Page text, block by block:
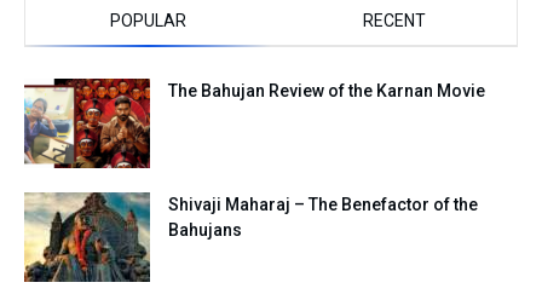
POPULAR RECENT
The Bahujan Review of the Karnan Movie
Shivaji Maharaj – The Benefactor of the
Bahujans